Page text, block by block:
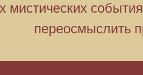
мистических
переосмыслить